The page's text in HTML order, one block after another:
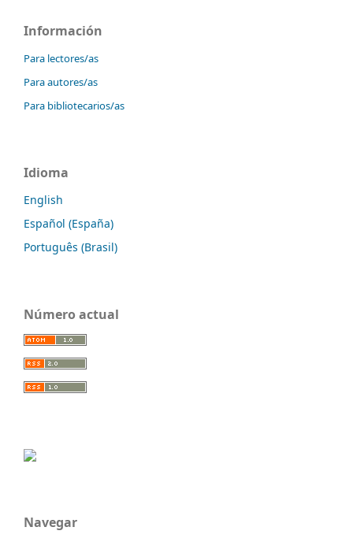
Información
Para lectores/as
Para autores/as
Para bibliotecarios/as
Idioma
English
Español (España)
Português (Brasil)
Número actual
Navegar